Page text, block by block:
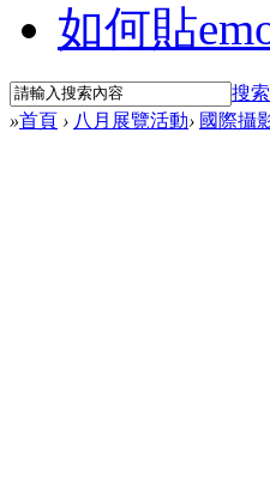
如何貼
搜索
»首頁 › 八月展覽活動› 國際攝